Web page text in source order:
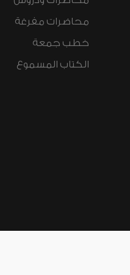
محاضرات مفرغة
خطب جمعة
الكتاب المسموع